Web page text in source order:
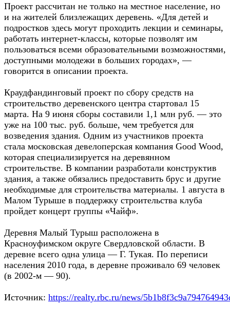
Проект рассчитан не только на местное население, но
и на жителей близлежащих деревень. «Для детей и
подростков здесь могут проходить лекции и семинары,
работать интернет-классы, которые позволят им
пользоваться всеми образовательными возможностями,
доступными молодежи в больших городах», —
говорится в описании проекта.
Краудфандинговый проект по сбору средств на
строительство деревенского центра стартовал 15
марта. На 9 июня сборы составили 1,1 млн руб. — это
уже на 100 тыс. руб. больше, чем требуется для
возведения здания. Одним из участников проекта
стала московская девелоперская компания Good Wood,
которая специализируется на деревянном
строительстве. В компании разработали конструктив
здания, а также обязались предоставить брус и другие
необходимые для строительства материалы. 1 августа в
Малом Турыше в поддержку строительства клуба
пройдет концерт группы «Чайф».
Деревня Малый Турыш расположена в
Красноуфимском округе Свердловской области. В
деревне всего одна улица — Г. Тукая. По переписи
населения 2010 года, в деревне проживало 69 человек
(в 2002-м — 90).
Источник: https://realty.rbc.ru/news/